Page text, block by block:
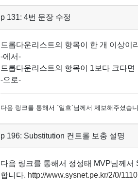
p 131: 4번 문장 수정
드롭다운리스트의 항목이 한 개 이상이
-에서-
드롭다운리스트의 항목이 1보다 크다면
-으로-
다음 링크를 통해서 `일흐`님께서 제보해주셨습
p 196: Substitution 컨트롤 보충 설명
다음 링크를 통해서 정성태 MVP님께
합니다. http://www.sysnet.pe.kr/2/0/